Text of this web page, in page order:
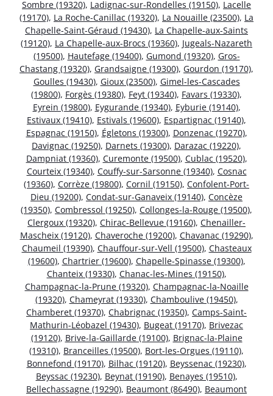
Sombre (19320), Ladignac-sur-Rondelles (19150), Lacelle
(19170), La Roche-Canillac (19320), La Nouaille (23500), La
Chapelle-Saint-Géraud (19430), La Chapelle-aux-Saints
(19120), La Chapelle-aux-Brocs (19360), Jugeals-Nazareth
(19500), Hautefage (19400), Gumond (19320), Gros-
Chastang (19320), Grandsaigne (19300), Gourdon (19170),
Goulles (19430), Gioux (23500), Gimel-les-Cascades
(19800), Forgès (19380), Feyt (19340), Favars (19330),
Eyrein (19800), Eygurande (19340), Eyburie (19140),
Estivaux (19410), Estivals (19600), Espartignac (19140),
Espagnac (19150), Égletons (19300), Donzenac (19270),
Davignac (19250), Darnets (19300), Darazac (19220),
Dampniat (19360), Curemonte (19500), Cublac (19520),
Courteix (19340), Couffy-sur-Sarsonne (19340), Cosnac
(19360), Corrèze (19800), Cornil (19150), Confolent-Port-
Dieu (19200), Condat-sur-Ganaveix (19140), Concèze
(19350), Combressol (19250), Collonges-la-Rouge (19500),
Clergoux (19320), Chirac-Bellevue (19160), Chenailler-
Mascheix (19120), Chaveroche (19200), Chavanac (19290),
Chaumeil (19390), Chauffour-sur-Vell (19500), Chasteaux
(19600), Chartrier (19600), Chapelle-Spinasse (19300),
Chanteix (19330), Chanac-les-Mines (19150),
Champagnac-la-Prune (19320), Champagnac-la-Noaille
(19320), Chameyrat (19330), Chamboulive (19450),
Chamberet (19370), Chabrignac (19350), Camps-Saint-
Mathurin-Léobazel (19430), Bugeat (19170), Brivezac
(19120), Brive-la-Gaillarde (19100), Brignac-la-Plaine
(19310), Branceilles (19500), Bort-les-Orgues (19110),
Bonnefond (19170), Bilhac (19120), Beyssenac (19230),
Beyssac (19230), Beynat (19190), Benayes (19510),
Bellechassagne (19290), Beaumont (86490), Beaumont